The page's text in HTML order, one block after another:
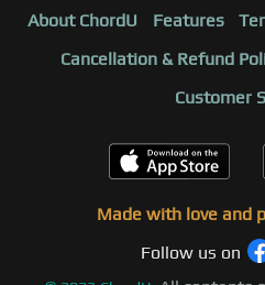
About ChordU Features
Cancellation & Refund
Customer
Made with love and
Follow us on